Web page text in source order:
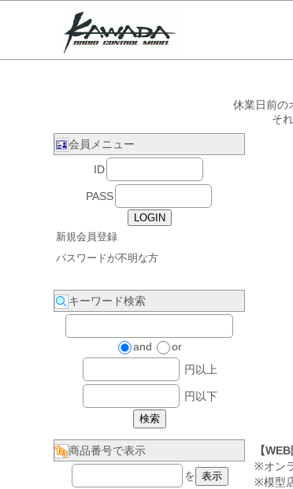
休業日前の
そ
会員メニュー
ID
PASS
新規会員登録
パスワードが不明な方
キーワード検索
and
or
円以上
円以下
商品番号で表示
を
【
※オン
※模型